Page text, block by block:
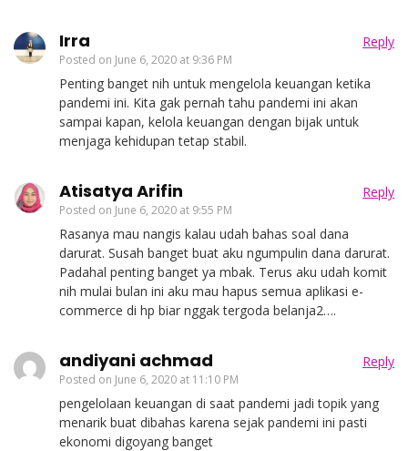
Irra
Posted on June 6, 2020 at 9:36 PM
Reply
Penting banget nih untuk mengelola keuangan ketika
pandemi ini. Kita gak pernah tahu pandemi ini akan
sampai kapan, kelola keuangan dengan bijak untuk
menjaga kehidupan tetap stabil.
Atisatya Arifin
Posted on June 6, 2020 at 9:55 PM
Reply
Rasanya mau nangis kalau udah bahas soal dana
darurat. Susah banget buat aku ngumpulin dana darurat.
Padahal penting banget ya mbak. Terus aku udah komit
nih mulai bulan ini aku mau hapus semua aplikasi e-
commerce di hp biar nggak tergoda belanja2….
andiyani achmad
Posted on June 6, 2020 at 11:10 PM
Reply
pengelolaan keuangan di saat pandemi jadi topik yang
menarik buat dibahas karena sejak pandemi ini pasti
ekonomi digoyang banget